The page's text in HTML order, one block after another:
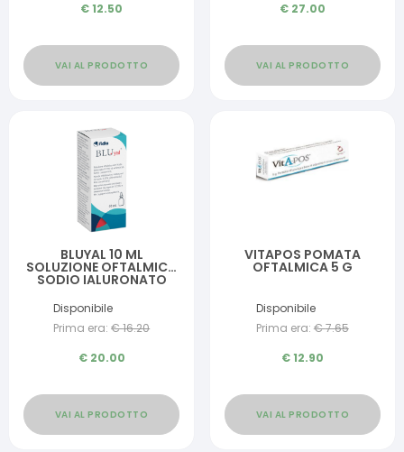
€12.50
VAI AL PRODOTTO
€ 27.00
VAI AL PRODOTTO
BLUYAL 10 ML
SOLUZIONE OFTALMICA
SODIO IALURONATO
Disponibile
Prima era: €16.20
€ 20.00
VAI AL PRODOTTO
VITAPOS POMATA
OFTALMICA 5 G
Disponibile
Prima era: €7.65
€12.90
VAI AL PRODOTTO